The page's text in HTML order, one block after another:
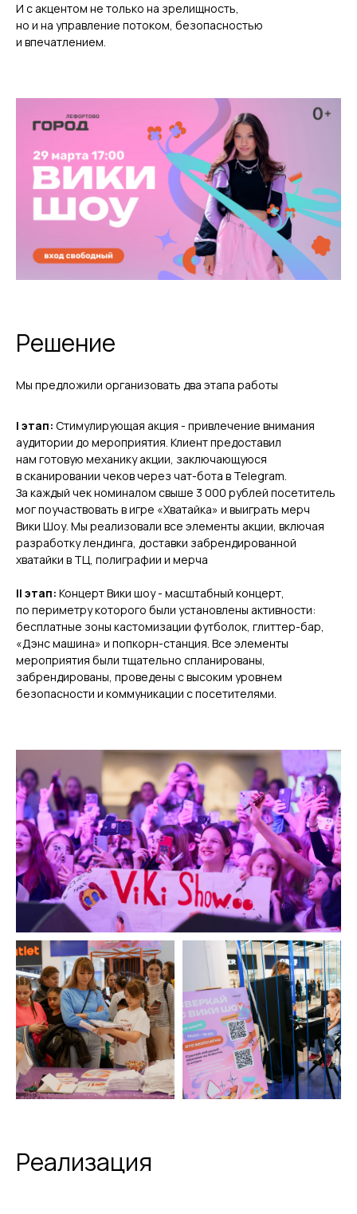
И с акцентом не только на зрелищность,
но и на управление потоком, безопасностью
и впечатлением.
Решение
Мы предложили организовать два этапа работы
I этап: Стимулирующая акция - привлечение внимания
аудитории до мероприятия. Клиент предоставил
нам готовую механику акции, заключающуюся
в сканировании чеков через чат-бота в Telegram.
За каждый чек номиналом свыше 3 000 рублей посетитель
мог поучаствовать в игре «Хватайка» и выиграть мерч
Вики Шоу. Мы реализовали все элементы акции, включая
разработку лендинга, доставки забрендированной
хватайки в ТЦ, полиграфии и мерча
II этап: Концерт Вики шоу - масштабный концерт,
по периметру которого были установлены активности:
бесплатные зоны кастомизации футболок, глиттер-бар,
«Дэнс машина» и попкорн-станция. Все элементы
мероприятия были тщательно спланированы,
забрендированы, проведены с высоким уровнем
безопасности и коммуникации с посетителями.
Реализация